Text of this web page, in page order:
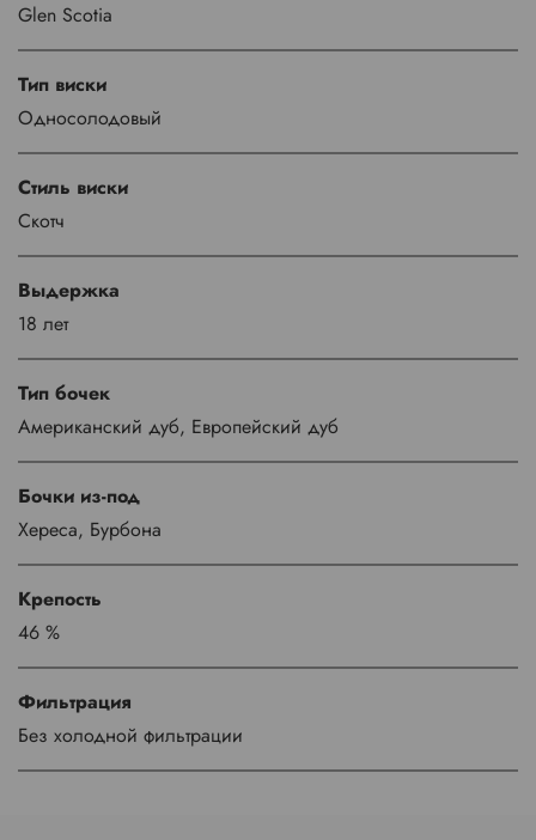
Glen Scotia
Тип виски
Односолодовый
Стиль виски
Скотч
Выдержка
18 лет
Тип бочек
Американский дуб, Европейский дуб
Бочки из-под
Хереса, Бурбона
Крепость
46 %
Фильтрация
Без холодной фильтрации